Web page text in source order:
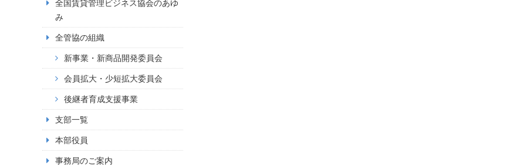
全国賃貸管理ビジネス協会のあゆ
み
全管協の組織
新事業・新商品開発委員会
会員拡大・少短拡大委員会
後継者育成支援事業
支部一覧
本部役員
事務局のご案内